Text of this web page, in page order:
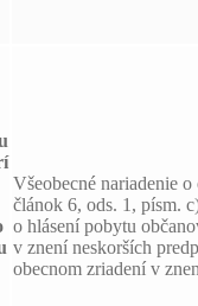
Všeobecné nariadenie
článok 6, ods. 1, písm.
o hlásení pobytu
v znení neskorších
obecnom zriadení v